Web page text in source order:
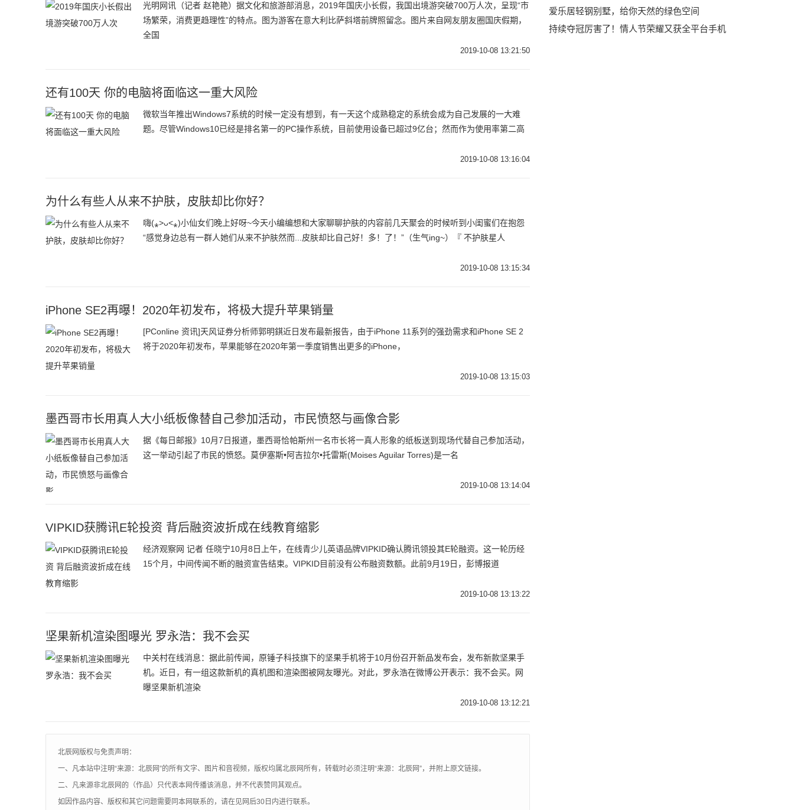
光明网讯（记者 赵艳艳）据文化和旅游部消息，2019年国庆小长假，我国出境游突破700万人次，呈现“市
场繁荣，消费更趋理性”的特点。图为游客在意大利比萨斜塔前牌照留念。图片来自网友朋友圈国庆假期，
全国
2019-10-08 13:21:50
还有100天 你的电脑将面临这一重大风险
微软当年推出Windows7系统的时候一定没有想到，有一天这个成熟稳定的系统会成为自己发展的一大难
题。尽管Windows10已经是排名第一的PC操作系统，目前使用设备已超过9亿台；然而作为使用率第二高
2019-10-08 13:16:04
为什么有些人从来不护肤，皮肤却比你好？
嗨(⁎˃ᴗ˂⁎)小仙女们晚上好呀~今天小编编想和大家聊聊护肤的内容前几天聚会的时候听到小闺蜜们在抱怨
“感觉身边总有一群人她们从来不护肤然而...皮肤却比自己好！多！了！”（生气ing~）『 不护肤星人
2019-10-08 13:15:34
iPhone SE2再曝！2020年初发布，将极大提升苹果销量
[PConline 资讯]天风证券分析师郭明錤近日发布最新报告，由于iPhone 11系列的强劲需求和iPhone SE 2
将于2020年初发布，苹果能够在2020年第一季度销售出更多的iPhone，
2019-10-08 13:15:03
墨西哥市长用真人大小纸板像替自己参加活动，市民愤怒与画像合影
据《每日邮报》10月7日报道，墨西哥恰帕斯州一名市长将一真人形象的纸板送到现场代替自己参加活动，
这一举动引起了市民的愤怒。莫伊塞斯•阿吉拉尔•托雷斯(Moises Aguilar Torres)是一名
2019-10-08 13:14:04
VIPKID获腾讯E轮投资 背后融资波折成在线教育缩影
经济观察网 记者 任晓宁10月8日上午，在线青少儿英语品牌VIPKID确认腾讯领投其E轮融资。这一轮历经
15个月，中间传闻不断的融资宣告结束。VIPKID目前没有公布融资数额。此前9月19日，彭博报道
2019-10-08 13:13:22
坚果新机渲染图曝光 罗永浩：我不会买
中关村在线消息：据此前传闻，原锤子科技旗下的坚果手机将于10月份召开新品发布会，发布新款坚果手
机。近日，有一组这款新机的真机图和渲染图被网友曝光。对此，罗永浩在微博公开表示：我不会买。网
曝坚果新机渲染
2019-10-08 13:12:21
北辰网版权与免责声明：
一、凡本站中注明“来源：北辰网”的所有文字、图片和音视频，版权均属北辰网所有，转载时必须注明“来源：北辰网”，并附上原文链接。
二、凡来源非北辰网的（作品）只代表本网传播该消息，并不代表赞同其观点。
如因作品内容、版权和其它问题需要同本网联系的，请在见网后30日内进行联系。
爱乐居轻钢别墅，给你天然的绿色空间
持续夺冠厉害了！情人节荣耀又获全平台手机